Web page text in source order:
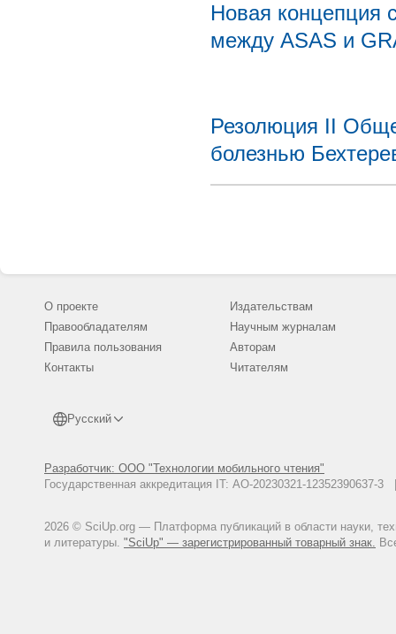
Новая концепция
между ASAS и
Резолюция II
болезнью
О проекте
Правообладателям
Правила пользования
Контакты
Русский
Разработчик: ООО "Технологии мобильного чтения"
Государственная аккредитация IT: АО-20230321-
2026 © SciUp.org — Платформа публикаций в области науки,
и литературы. "SciUp" — зарегистрированный товарный знак.
Издательствам
Научным журналам
Авторам
Читателям